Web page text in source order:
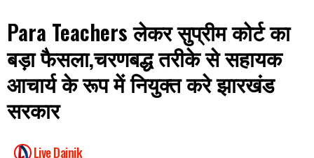
Para Teachers लेकर सुप्रीम कोर्ट का
बड़ा फैसला,चरणबद्ध तरीके से सहायक
आचार्य के रूप में नियुक्त करे झारखंड
सरकार
Live Dainik